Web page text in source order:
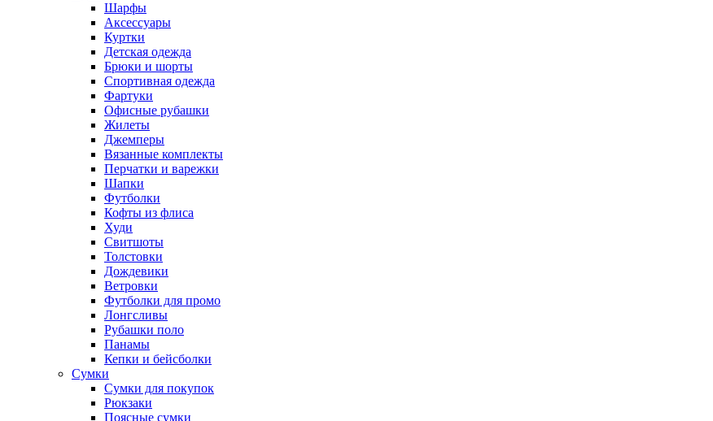
Шарфы
Аксессуары
Куртки
Детская одежда
Брюки и шорты
Спортивная одежда
Фартуки
Офисные рубашки
Жилеты
Джемперы
Вязанные комплекты
Перчатки и варежки
Шапки
Футболки
Кофты из флиса
Худи
Свитшоты
Толстовки
Дождевики
Ветровки
Футболки для промо
Лонгсливы
Рубашки поло
Панамы
Кепки и бейсболки
Сумки
Сумки для покупок
Рюкзаки
Поясные сумки